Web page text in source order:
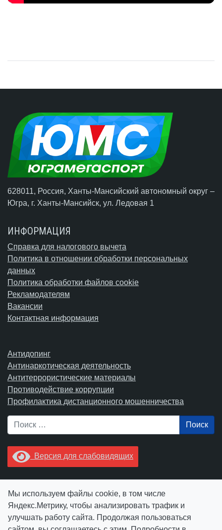
628011, Россия, Ханты-Мансийский автономный округ –
Югра, г. Ханты-Мансийск, ул. Ледовая 1
ИНФОРМАЦИЯ
Справка для налогового вычета
Политика в отношении обработки персональных
данных
Политика обработки файлов cookie
Рекламодателям
Вакансии
Контактная информация
Антидопинг
Антинаркотическая деятельность
Антитеррористические материалы
Противодействие коррупции
Профилактика дистанционного мошенничества
Поиск
Версия для слабовидящих
Ctrl+Enter.
Мы используем файлы cookie, в том числе
Яндекс.Метрику, чтобы анализировать трафик и
улучшать работу сайта. Продолжая пользоваться